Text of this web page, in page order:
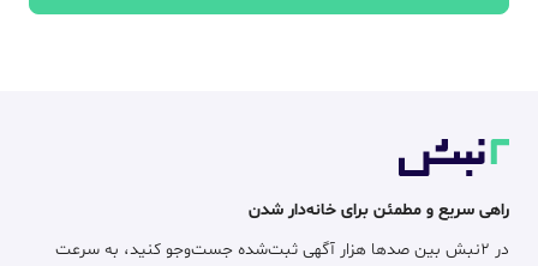
راهی سریع و مطمئن برای خانه‌دار شدن
در ۲نبش بین صدها هزار آگهی ثبت‌شده جست‌وجو کنید، به سرعت